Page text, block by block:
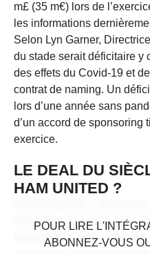
m£ (35 m€) lors de
les informations
Selon Lyn Garner,
du stade serait déficitaire y
des effets du Covid-19 et
contrat de naming. Un
lors d’une année sans
d’un accord de sponsoring
exercice.
LE DEAL DU
HAM UNITED ?
SIT AMET,
PRAESENT VEL
CONTENU
POUR LIRE
ABONNEZ-VOUS